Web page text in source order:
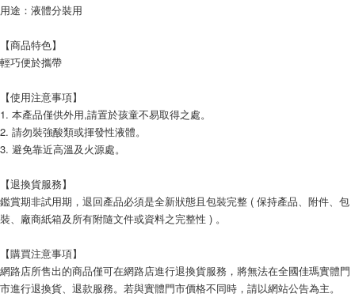
用途：液體分裝用
【商品特色】
輕巧便於攜帶
【使用注意事項】
1. 本產品僅供外用,請置於孩童不易取得之處。
2. 請勿裝強酸類或揮發性液體。
3. 避免靠近高溫及火源處。
【退換貨服務】
鑑賞期非試用期，退回產品必須是全新狀態且包裝完整 ( 保持產品、附件、包
裝、廠商紙箱及所有附隨文件或資料之完整性 ) 。
【購買注意事項】
網路店所售出的商品僅可在網路店進行退換貨服務，將無法在全國佳瑪實體門
市進行退換貨、退款服務。若與實體門市價格不同時，請以網站公告為主。